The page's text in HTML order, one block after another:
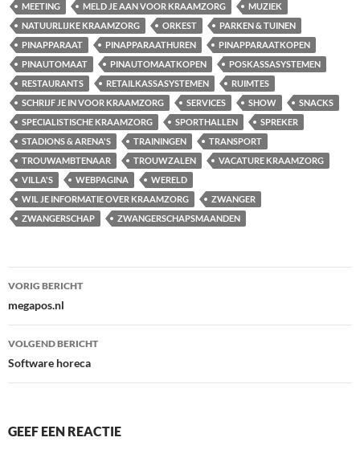
MEETING
MELD JE AAN VOOR KRAAMZORG
MUZIEK
NATUURLIJKE KRAAMZORG
ORKEST
PARKEN & TUINEN
PINAPPARAAT
PINAPPARAATHUREN
PINAPPARAATKOPEN
PINAUTOMAAT
PINAUTOMAATKOPEN
POSKASSASYSTEMEN
RESTAURANTS
RETAILKASSASYSTEMEN
RUIMTES
SCHRIJF JE IN VOOR KRAAMZORG
SERVICES SHOW
SNACKS
SPECIALISTISCHE KRAAMZORG
SPORTHALLEN
SPREKER
STADIONS & ARENA'S
TRAININGEN
TRANSPORT
TROUWAMBTENAAR
TROUWZALEN
VACATURE KRAAMZORG
VILLA'S
WEBPAGINA
WERELD
WIL JE INFORMATIE OVER KRAAMZORG
ZWANGER
ZWANGERSCHAP
ZWANGERSCHAPSMAANDEN
Bericht
navigatie
VORIG BERICHT
megapos.nl
VOLGEND BERICHT
Software horeca
GEEF EEN REACTIE